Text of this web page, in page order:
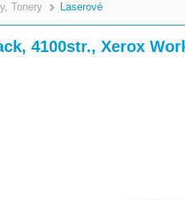
Tonery >
Laserové
4100str., Xerox